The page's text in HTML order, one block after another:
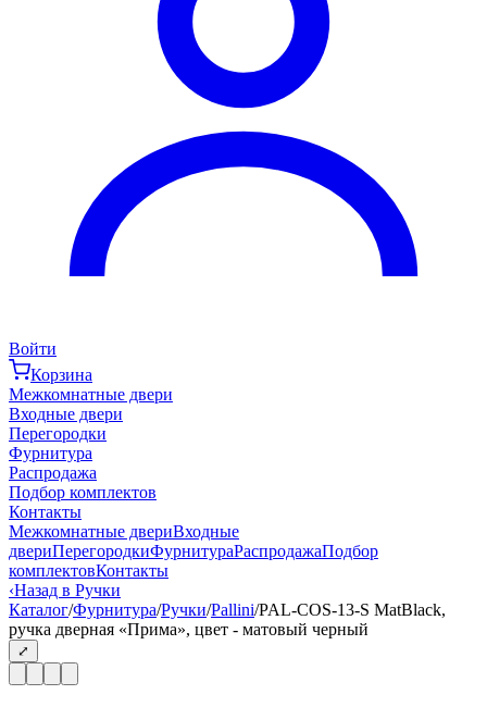
Войти
Корзина
Межкомнатные двери
Входные двери
Перегородки
Фурнитура
Распродажа
Подбор комплектов
Контакты
Межкомнатные двериВходные
двериПерегородкиФурнитураРаспродажаПодбор
комплектовКонтакты
‹Назад в Ручки
Каталог/Фурнитура/Ручки/Pallini/PAL-COS-13-S MatBlack,
ручка дверная «Прима», цвет - матовый черный
⤢